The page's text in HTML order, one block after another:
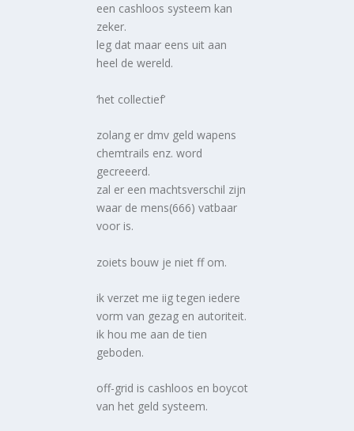
een cashloos systeem kan
zeker.
leg dat maar eens uit aan
heel de wereld.
‘het collectief’
zolang er dmv geld wapens
chemtrails enz. word
gecreeerd.
zal er een machtsverschil zijn
waar de mens(666) vatbaar
voor is.
zoiets bouw je niet ff om.
ik verzet me iig tegen iedere
vorm van gezag en autoriteit.
ik hou me aan de tien
geboden.
off-grid is cashloos en boycot
van het geld systeem.